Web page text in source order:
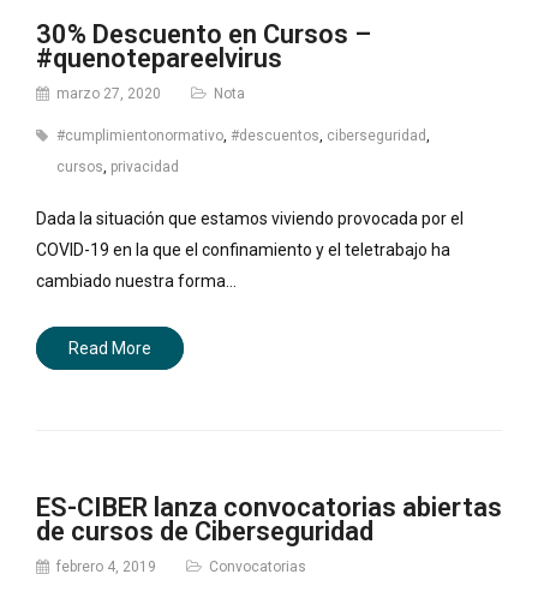
30% Descuento en Cursos –
#quenotepareelvirus
marzo 27, 2020 Nota
#cumplimientonormativo #descuentos ciberseguridad
cursos privacidad
Dada la situación que estamos viviendo provocada por el
COVID-19 en la que el confinamiento y el teletrabajo ha
cambiado nuestra forma…
Read More
ES-CIBER lanza convocatorias abiertas
de cursos de Ciberseguridad
febrero 4, 2019 Convocatorias